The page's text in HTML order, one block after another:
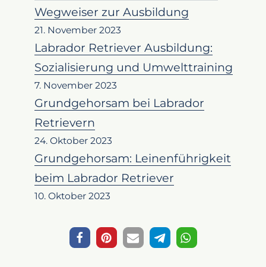
Wegweiser zur Ausbildung
21. November 2023
Labrador Retriever Ausbildung:
Sozialisierung und Umwelttraining
7. November 2023
Grundgehorsam bei Labrador
Retrievern
24. Oktober 2023
Grundgehorsam: Leinenführigkeit
beim Labrador Retriever
10. Oktober 2023